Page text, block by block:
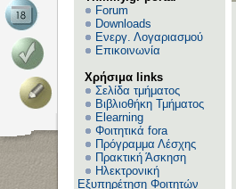
Forum
Downloads
Ενεργ. Λογαριασμού
Επικοινωνία
Χρήσιμα links
Σελίδα τμήματος
Βιβλιοθήκη Τμήματος
Elearning
Φοιτητικά fora
Πρόγραμμα Λέσχης
Πρακτική Άσκηση
Ηλεκτρονική
Εξυπηρέτηση Φοιτητών